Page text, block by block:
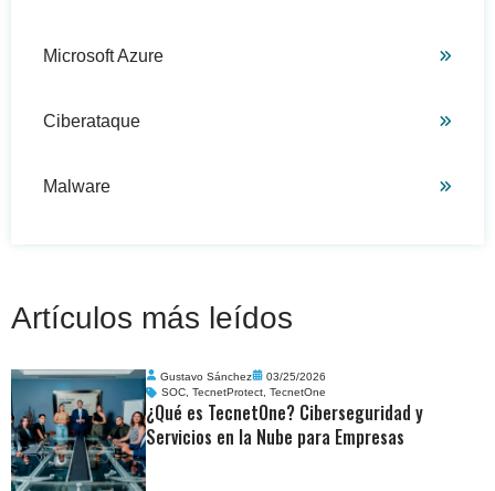
Microsoft Azure
Ciberataque
Malware
Artículos más leídos
Gustavo Sánchez
03/25/2026
SOC,TecnetProtect,TecnetOne
¿Qué es TecnetOne? Ciberseguridad y
Servicios en la Nube para Empresas